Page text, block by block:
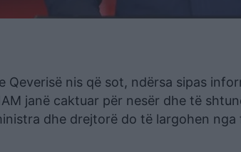
Qeverisë nis që sot, ndërsa sipas
janë caktuar për nesër dhe të
dhe drejtorë do të largohen